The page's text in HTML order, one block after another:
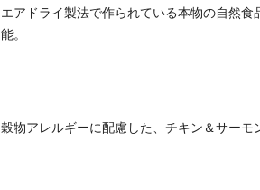
エアドライ製法で作られている本物の自然
能。
穀物アレルギーに配慮した、チキン＆サーモ